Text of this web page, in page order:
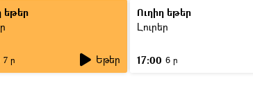
եթեր
7 ր Եթեր
Ուղիղ եթեր
Լուրեր
17:00 6 ր